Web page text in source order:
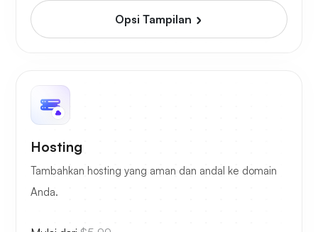
Opsi Tampilan
Hosting
Tambahkan hosting yang aman dan andal ke domain
Anda.